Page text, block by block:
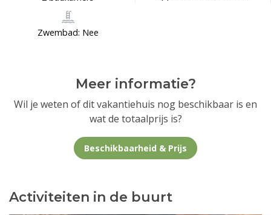
Zwembad: Nee
Meer informatie?
Wil je weten of dit vakantiehuis nog beschikbaar is en
wat de totaalprijs is?
Beschikbaarheid & Prijs
Activiteiten in de buurt